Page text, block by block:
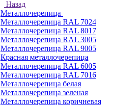
Назад
Металлочерепица
Металлочерепица RAL 7024
Металлочерепица RAL 8017
Металлочерепица RAL 3005
Металлочерепица RAL 9005
Красная металлочерепица
Металлочерепица RAL 6005
Металлочерепица RAL 7016
Металлочерепица белая
Металлочерепица зеленая
Металлочерепица коричневая